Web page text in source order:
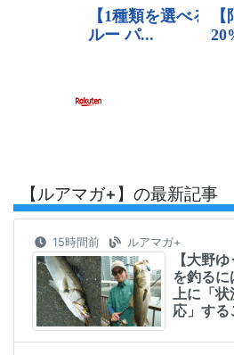
【ルアマガ+】の最新記事
15時間前 ルアマガ+
【大野
を釣る
上に「状
応」する